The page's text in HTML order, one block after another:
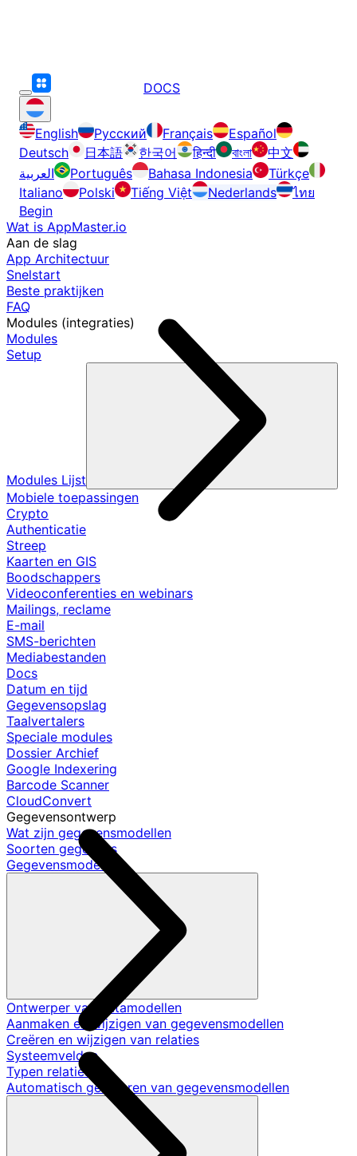
DOCS
English Русский Français
Español
Deutsch
日本語 한국어 हिन्दी বাংলা
中文
العربية
Português Bahasa Indonesia
Türkçe
Italiano
Polski Tiếng Việt Nederlands
ไทย
Begin
Wat is AppMaster.io
Aan de slag
App Architectuur
Snelstart
Beste praktijken
FAQ
Modules (integraties)
Modules
Setup
Modules Lijst
Mobiele toepassingen
Crypto
Authenticatie
Streep
Kaarten en GIS
Boodschappers
Videoconferenties en webinars
Mailings, reclame
E-mail
SMS-berichten
Mediabestanden
Docs
Datum en tijd
Gegevensopslag
Taalvertalers
Speciale modules
Dossier Archief
Google Indexering
Barcode Scanner
CloudConvert
Gegevensontwerp
Wat zijn gegevensmodellen
Soorten gegevens
Gegevensmodellen
Ontwerper van datamodellen
Aanmaken en wijzigen van gegevensmodellen
Creëren en wijzigen van relaties
Systeemvelden
Typen relaties
Automatisch genereren van gegevensmodellen